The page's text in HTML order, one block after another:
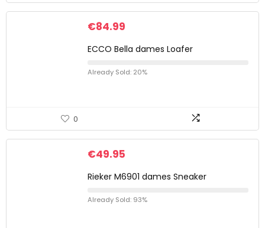
€84.99
ECCO Bella dames Loafer
Already Sold: 20%
0
€49.95
Rieker M6901 dames Sneaker
Already Sold: 93%